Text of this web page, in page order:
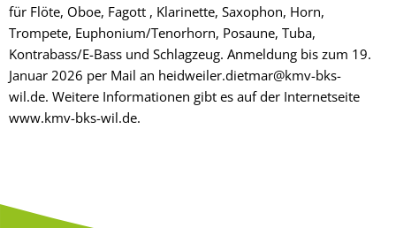
für Flöte, Oboe, Fagott , Klarinette, Saxophon, Horn,
Trompete, Euphonium/Tenorhorn, Posaune, Tuba,
Kontrabass/E-Bass und Schlagzeug. Anmeldung bis zum 19.
Januar 2026 per Mail an heidweiler.dietmar@kmv-bks-
wil.de. Weitere Informationen gibt es auf der Internetseite
www.kmv-bks-wil.de.